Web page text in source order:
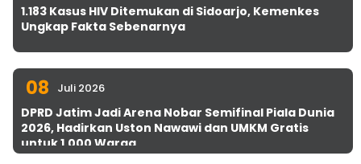
1.183 Kasus HIV Ditemukan di Sidoarjo, Kemenkes
Ungkap Fakta Sebenarnya
08 Juli 2026
DPRD Jatim Jadi Arena Nobar Semifinal Piala Dunia
2026, Hadirkan Uston Nawawi dan UMKM Gratis
untuk 1.000 Warga